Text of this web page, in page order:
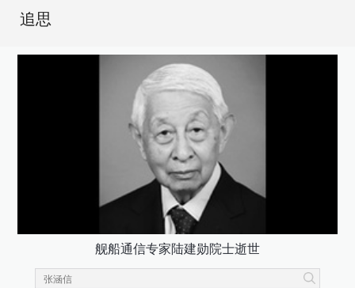
追思
舰船通信专家陆建勋院士逝世